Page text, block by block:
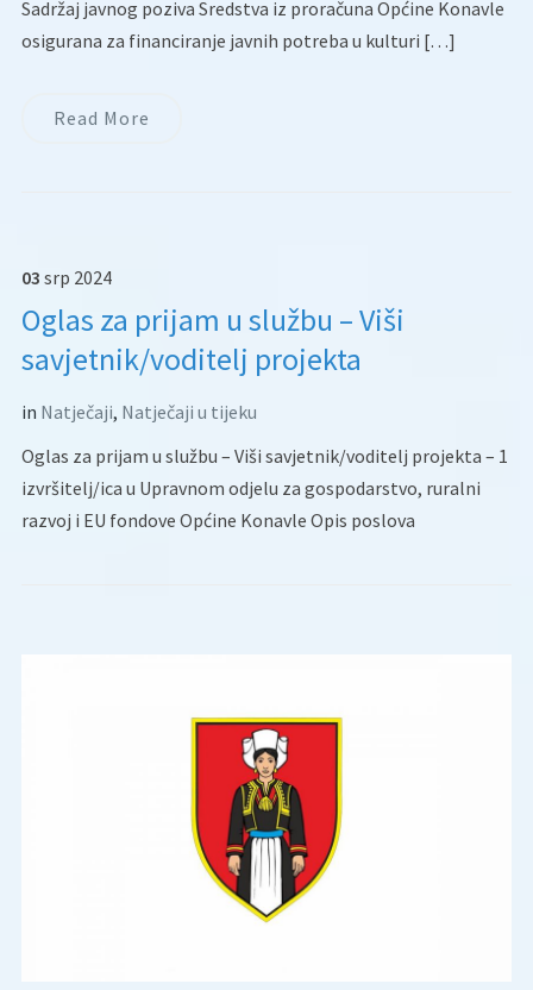
Sadržaj javnog poziva Sredstva iz proračuna Općine Konavle
osigurana za financiranje javnih potreba u kulturi […]
Read More
03 srp 2024
Oglas za prijam u službu – Viši
savjetnik/voditelj projekta
in Natječaji, Natječaji u tijeku
Oglas za prijam u službu – Viši savjetnik/voditelj projekta – 1
izvršitelj/ica u Upravnom odjelu za gospodarstvo, ruralni
razvoj i EU fondove Općine Konavle Opis poslova